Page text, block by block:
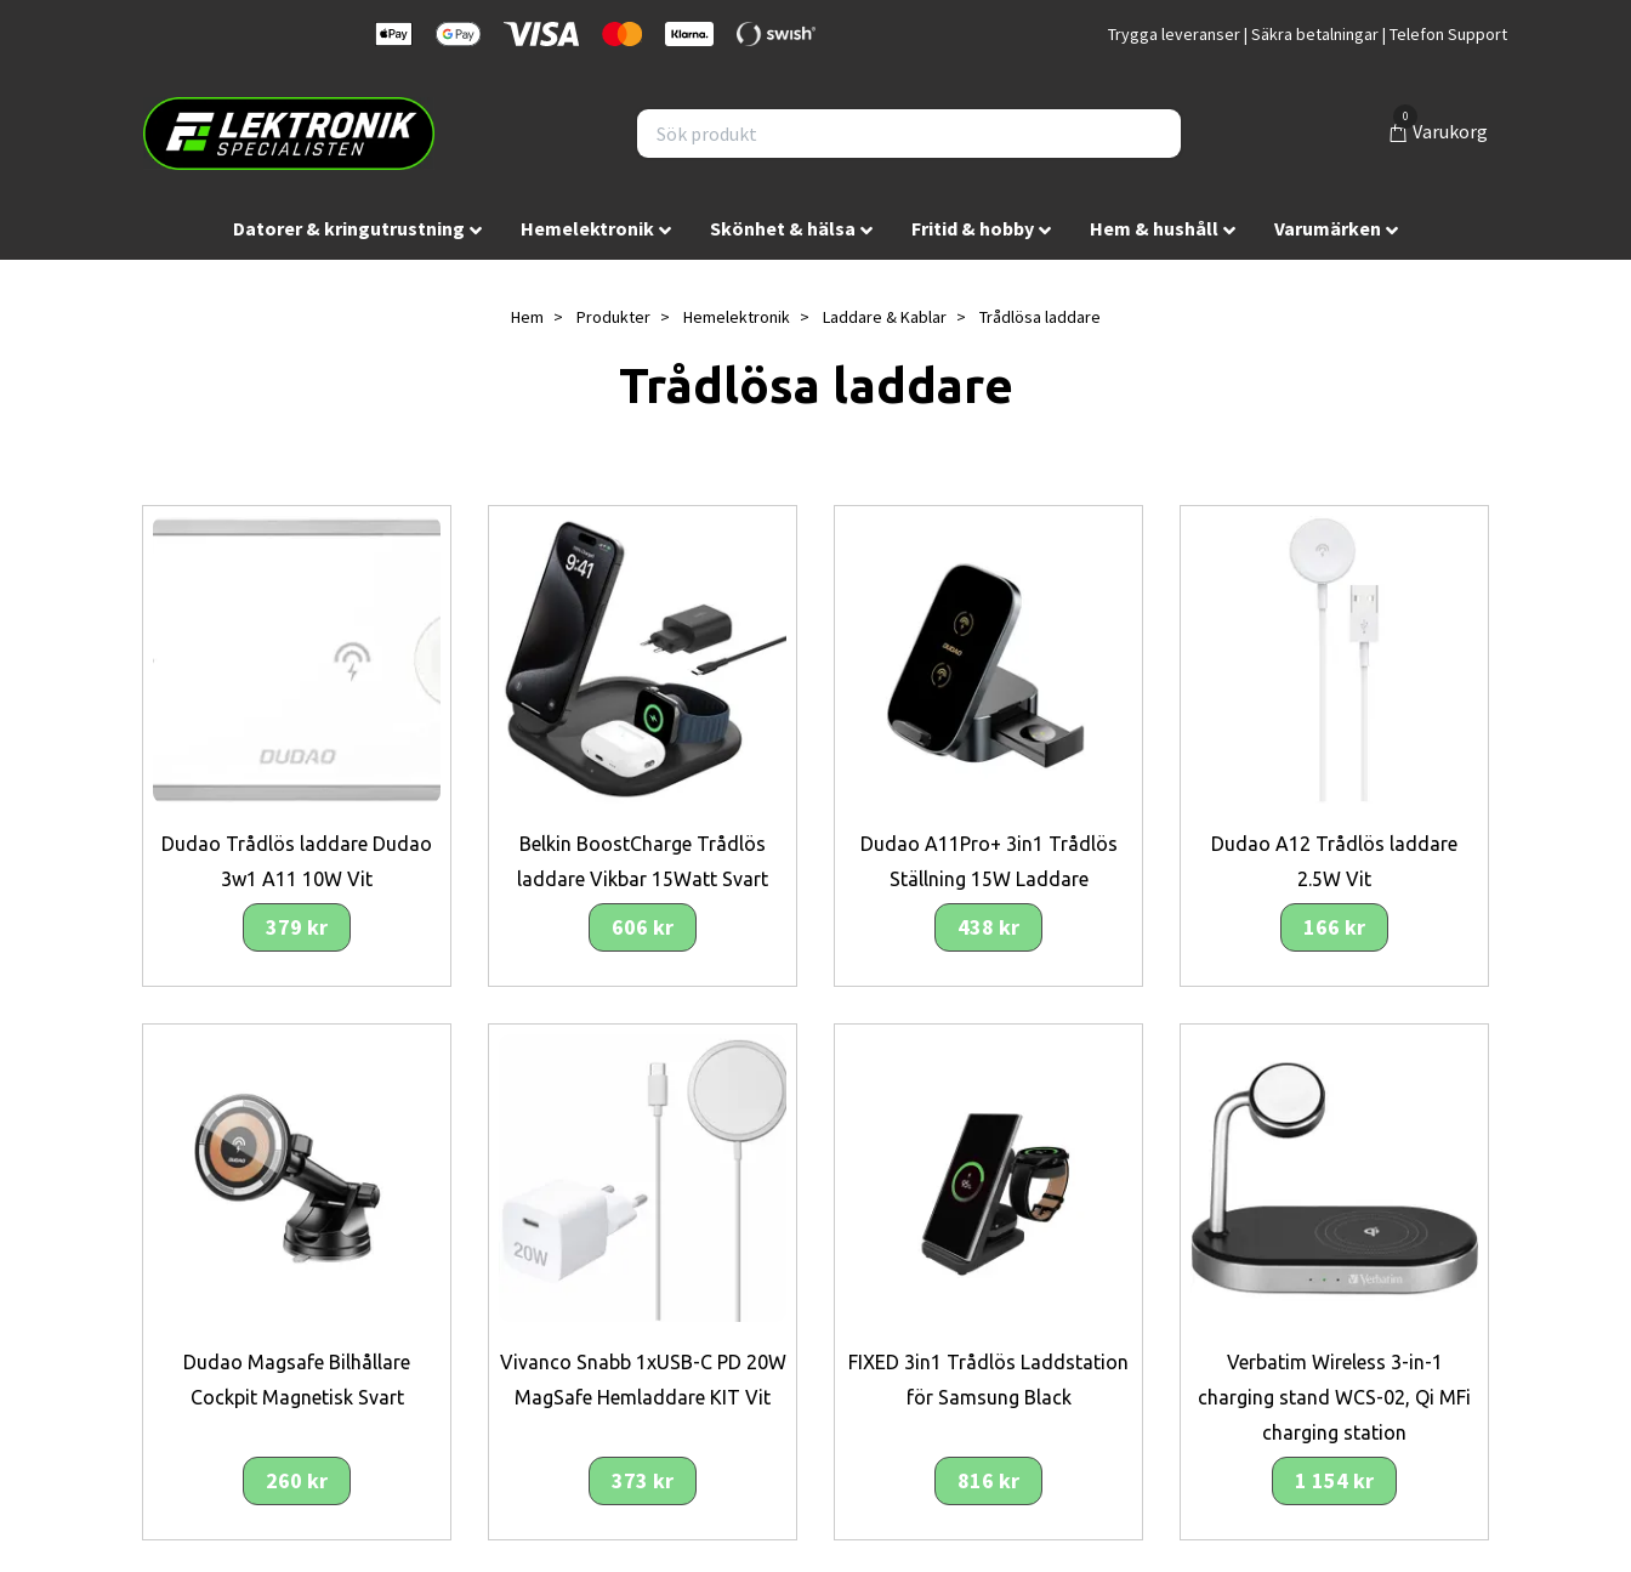
Trygga leveranser | Säkra betalningar | Telefon Support
0
Varukorg
Datorer & kringutrustning Hemelektronik Skönhet & hälsa Fritid & hobby Hem & hushåll Varumärken
Hem Produkter Hemelektronik Laddare & Kablar Trådlösa laddare
Trådlösa laddare
Dudao Trådlös laddare Dudao
3w1 A11 10W Vit
379 kr
Belkin BoostCharge Trådlös
laddare Vikbar 15Watt Svart
606 kr
Dudao A11Pro+ 3in1 Trådlös
Ställning 15W Laddare
438 kr
Dudao A12 Trådlös laddare
2.5W Vit
166 kr
Dudao Magsafe Bilhållare
Cockpit Magnetisk Svart
260 kr
Vivanco Snabb 1xUSB-C PD 20W
MagSafe Hemladdare KIT Vit
373 kr
FIXED 3in1 Trådlös Laddstation
för Samsung Black
816 kr
Verbatim Wireless 3-in-1
charging stand WCS-02, Qi MFi
charging station
1 154 kr